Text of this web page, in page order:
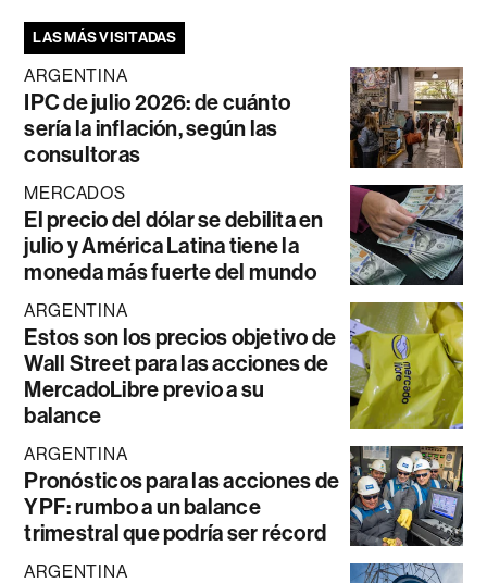
LAS MÁS VISITADAS
ARGENTINA
IPC de julio 2026: de cuánto
sería la inflación, según las
consultoras
MERCADOS
El precio del dólar se debilita en
julio y América Latina tiene la
moneda más fuerte del mundo
ARGENTINA
Estos son los precios objetivo de
Wall Street para las acciones de
MercadoLibre previo a su
balance
ARGENTINA
Pronósticos para las acciones de
YPF: rumbo a un balance
trimestral que podría ser récord
ARGENTINA